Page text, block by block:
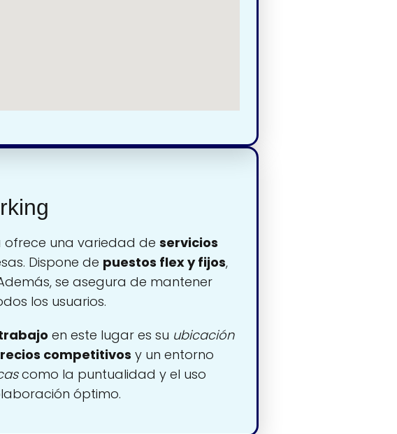
ofrece una variedad de servicios
Dispone de puestos flex y fijos,
se asegura de mantener
los usuarios.
en este lugar es su ubicación
competitivos y un entorno
como la puntualidad y el uso
óptimo.